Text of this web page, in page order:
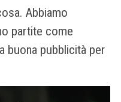
Abbiamo
partite come
buona pubblicità per